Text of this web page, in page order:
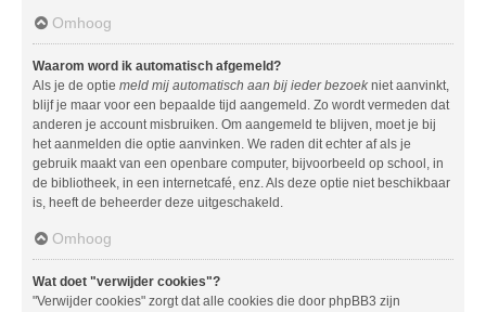
Omhoog
Waarom word ik automatisch afgemeld?
Als je de optie meld mij automatisch aan bij ieder bezoek niet aanvinkt,
blijf je maar voor een bepaalde tijd aangemeld. Zo wordt vermeden dat
anderen je account misbruiken. Om aangemeld te blijven, moet je bij
het aanmelden die optie aanvinken. We raden dit echter af als je
gebruik maakt van een openbare computer, bijvoorbeeld op school, in
de bibliotheek, in een internetcafé, enz. Als deze optie niet beschikbaar
is, heeft de beheerder deze uitgeschakeld.
Omhoog
Wat doet "verwijder cookies"?
"Verwijder cookies" zorgt dat alle cookies die door phpBB3 zijn